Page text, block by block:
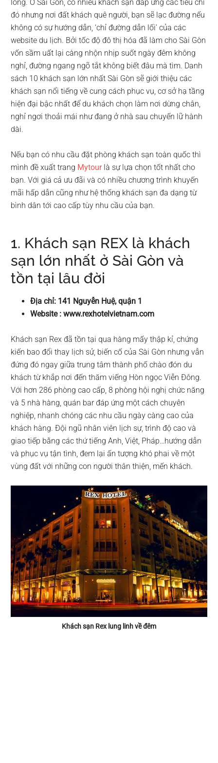
lòng. Ở Sài Gòn, có nhiều khách sạn đáp ứng các tiêu chí
đó nhưng nơi đất khách quê người, bạn sẽ lạc đường nếu
không có sự hướng dẫn, ‘chỉ đường dẫn lối’ của các
website du lịch. Bởi tốc độ đô thị hóa đã làm cho Sài Gòn
vốn sầm uất lại càng nhộn nhịp suốt ngày đêm không
nghỉ, đường ngang ngõ tắt không biết đâu mà tìm. Danh
sách 10 khách sạn lớn nhất Sài Gòn sẽ giới thiệu các
khách sạn nổi tiếng về cung cách phục vụ, cơ sở hạ tầng
hiện đại bậc nhất để du khách chọn làm nơi dừng chân,
nghỉ ngơi thoải mái như đang ở nhà sau chuyến lữ hành
dài.
Nếu bạn có nhu cầu đặt phòng khách sạn toàn quốc thì
mình đề xuất trang Mytour là sự lựa chọn tốt nhất cho
bạn. Với giá cả ưu đãi và có nhiều chương trình khuyến
mãi hấp dẫn cũng như hệ thống khách sạn đa dạng từ
bình dân tới cao cấp tùy nhu cầu của bạn.
1. Khách sạn REX là khách
sạn lớn nhất ở Sài Gòn và
tồn tại lâu đời
Địa chỉ: 141 Nguyễn Huệ, quận 1
Website : www.rexhotelvietnam.com
Khách sạn Rex đã tồn tại qua hàng mấy thập kỉ, chứng
kiến bao đổi thay lịch sử, biến cố của Sài Gòn nhưng vẫn
đứng đó ngay giữa trung tâm thành phố chào đón du
khách từ khắp nơi đến thăm viếng Hòn ngọc Viễn Đông.
Với hơn 286 phòng cao cấp, 8 phòng hội nghị chức năng
và 5 nhà hàng, quán bar đáp ứng một cách chuyên
nghiệp, nhanh chóng các nhu cầu ngày càng cao của
khách hàng. Đội ngũ nhân viên lịch sự, trình độ cao và
giao tiếp bằng các thứ tiếng Anh, Việt, Pháp…hướng dẫn
và phục vụ tận tình, đem lại ấn tượng khó phai về một
vùng đất với những con người thân thiện, mến khách.
Khách sạn Rex lung linh về đêm